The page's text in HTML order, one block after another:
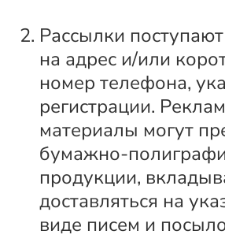
Рассылки
на адрес и/или
номер телефона,
регистрации.
материалы могут
бумажно-
продукции,
доставляться на
виде писем и